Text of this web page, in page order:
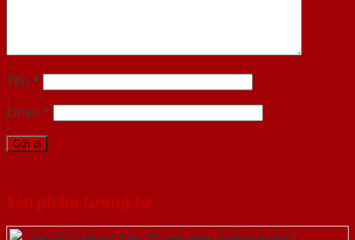
Tên *
Email *
Sản phẩm tương tự